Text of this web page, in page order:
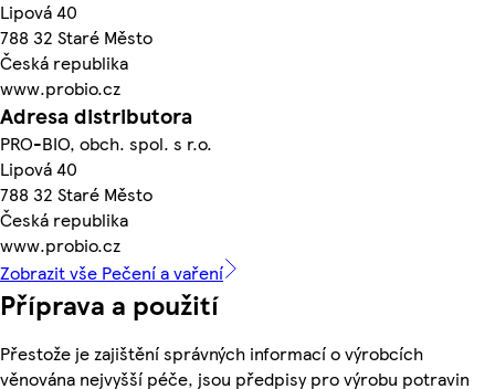
Lipová 40
788 32 Staré Město
Česká republika
www.probio.cz
Adresa distributora
PRO-BIO, obch. spol. s r.o.
Lipová 40
788 32 Staré Město
Česká republika
www.probio.cz
Zobrazit vše Pečení a vaření
Příprava a použití
Přestože je zajištění správných informací o výrobcích
věnována nejvyšší péče, jsou předpisy pro výrobu potravin